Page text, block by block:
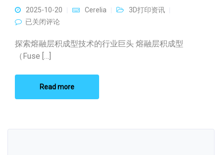
2025-10-20 Cerelia
3D打印资讯
熔融层积成型技术厂家排名前十
已关闭评论
探索熔融层积成型技术的行业巨头 熔融层积成型
（Fuse […]
Read more